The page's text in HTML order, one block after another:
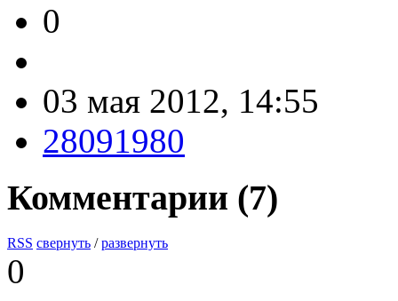
0
03 мая 2012, 14:55
28091980
Комментарии (7)
RSS свернуть /развернуть
0